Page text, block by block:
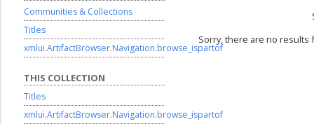
Sorry, there are no results
Communities & Collections
Titles
xmlui.ArtifactBrowser.Navigation.browse_ispartof
THIS COLLECTION
Titles
xmlui.ArtifactBrowser.Navigation.browse_ispartof